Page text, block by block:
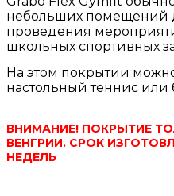
небольших помещений
проведения
школьных спортивных
На этом покрытии
настольный теннис или
ВНИМАНИЕ! ПОКРЫТИЕ
ВЕНГРИИ. СРОК
НЕДЕЛЬ